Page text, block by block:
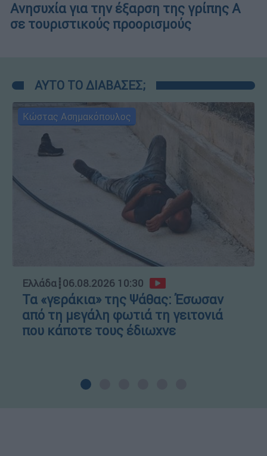
Ανησυχία για την έξαρση της γρίπης Α
σε τουριστικούς προορισμούς
ΑΥΤΟ ΤΟ ΔΙΑΒΑΣΕΣ;
Κώστας Ασημακόπουλος
Ελλάδα┋06.08.2026 10:30
Τα «γεράκια» της Ψάθας: Έσωσαν
από τη μεγάλη φωτιά τη γειτονιά
που κάποτε τους έδιωχνε